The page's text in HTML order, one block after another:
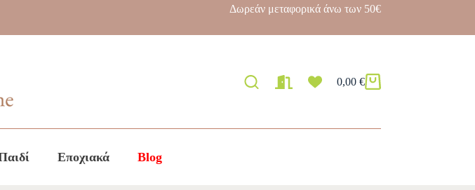
Δωρεάν μεταφορικά άνω των 50€
0,00 €
Εποχιακά Blog